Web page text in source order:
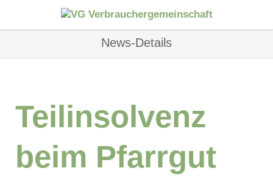
News-Details
Teilinsolvenz
beim Pfarrgut